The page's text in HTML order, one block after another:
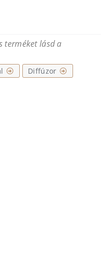
terméket lásd a
Diffúzor